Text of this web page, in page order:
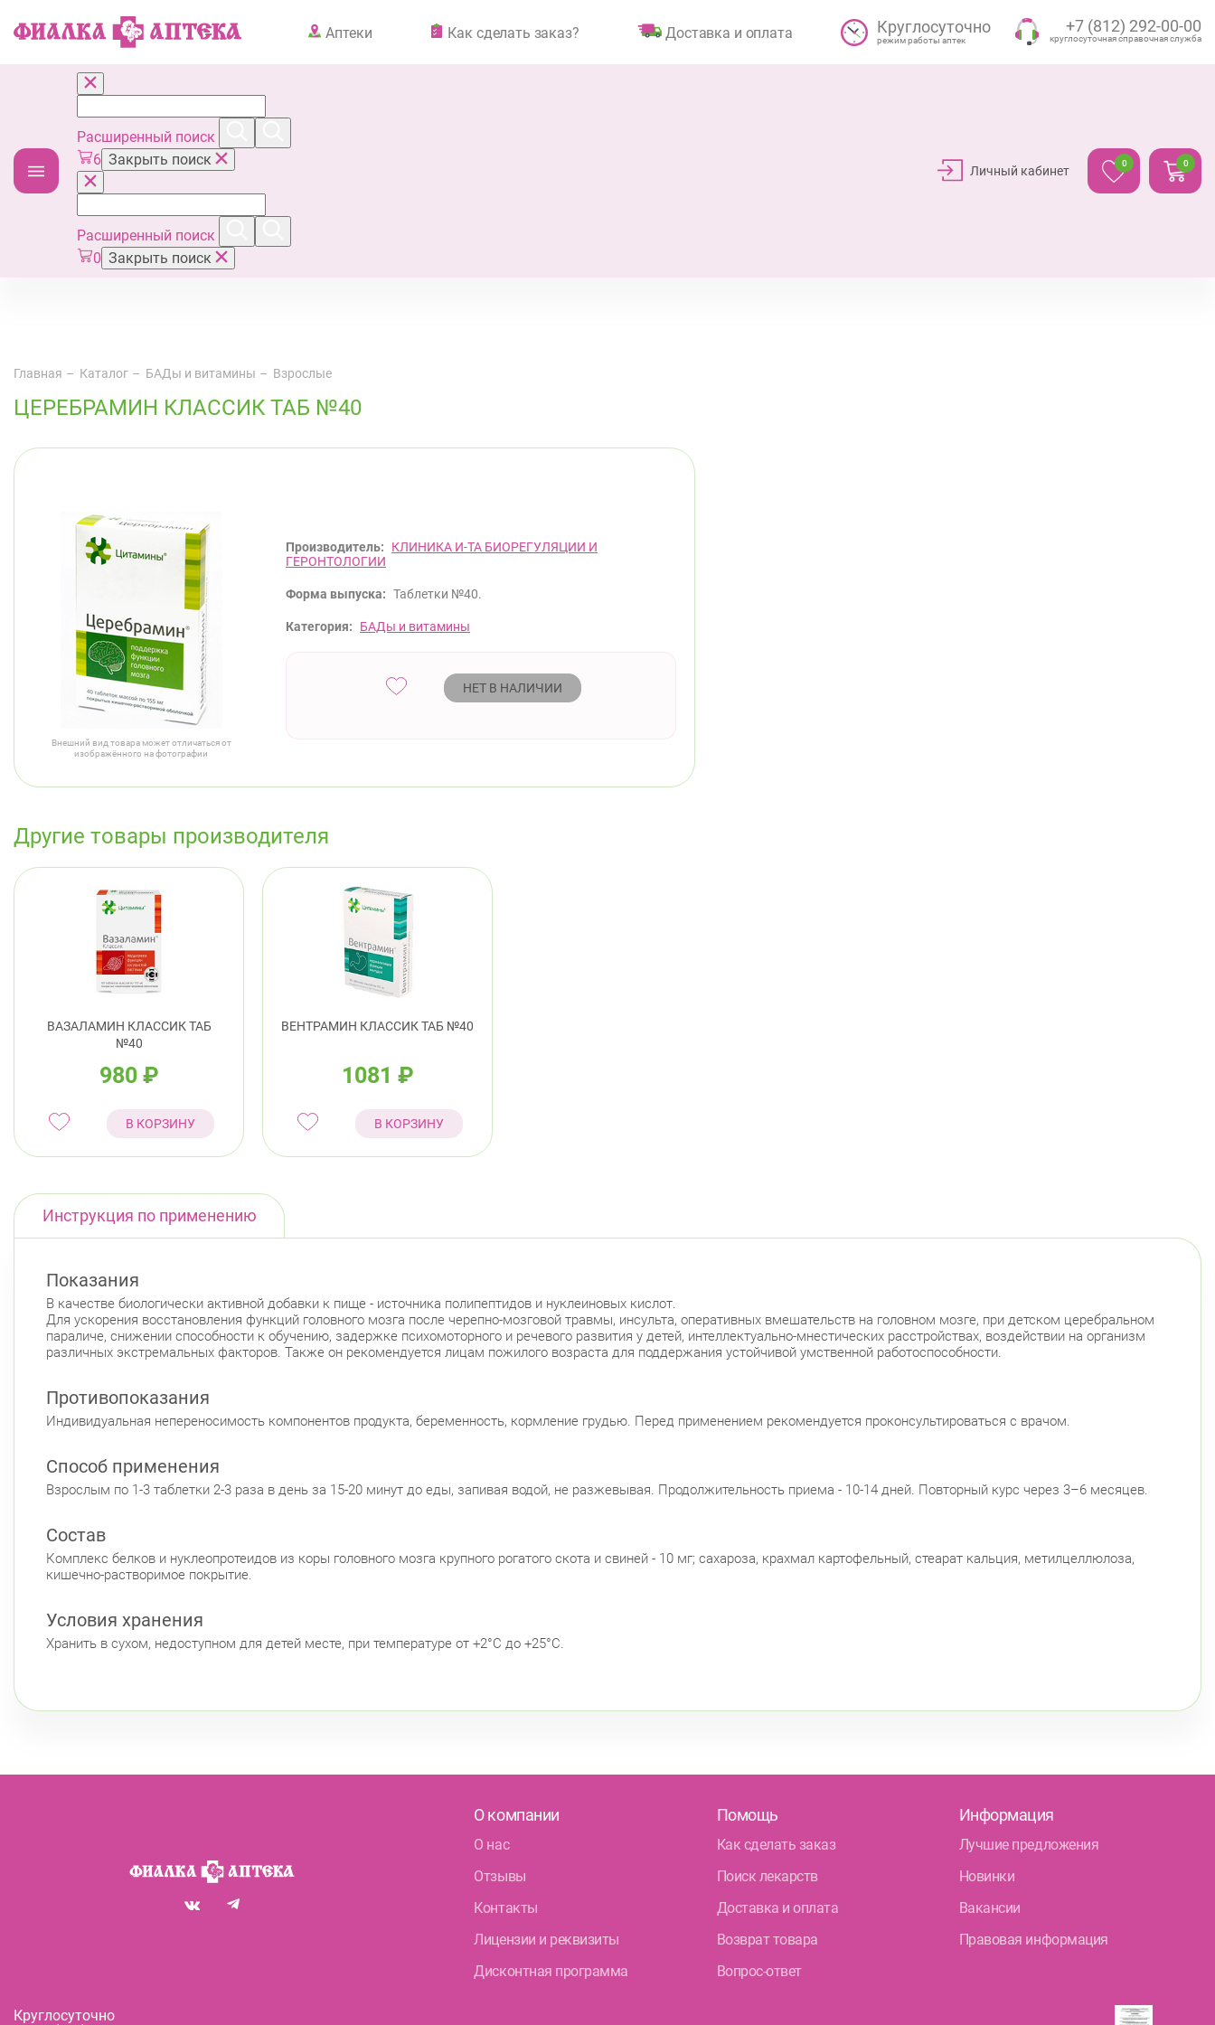
Аптеки Как сделать заказ? Доставка и оплата Круглосуточно
режим работы аптек
+7 (812) 292-00-00
круглосуточная справочная служба
Расширенный поиск
6 Закрыть поиск
Расширенный поиск
0 Закрыть поиск
Личный кабинет
0 0
Главная Каталог БАДы и витамины Взрослые
ЦЕРЕБРАМИН КЛАССИК ТАБ №40
Внешний вид товара может отличаться от
изображённого на фотографии
Производитель:
КЛИНИКА И-ТА БИОРЕГУЛЯЦИИ И
ГЕРОНТОЛОГИИ
Форма выпуска: Таблетки №40.
Категория: БАДы и витамины
НЕТ В НАЛИЧИИ
Другие товары производителя
ВАЗАЛАМИН КЛАССИК ТАБ
№40
980 ₽
В КОРЗИНУ
ВЕНТРАМИН КЛАССИК ТАБ №40
1081 ₽
В КОРЗИНУ
Инструкция по применению
Показания
В качестве биологически активной добавки к пище - источника полипептидов и нуклеиновых кислот.
Для ускорения восстановления функций головного мозга после черепно-мозговой травмы, инсульта, оперативных вмешательств на головном мозге, при детском церебральном
параличе, снижении способности к обучению, задержке психомоторного и речевого развития у детей, интеллектуально-мнестических расстройствах, воздействии на организм
различных экстремальных факторов. Также он рекомендуется лицам пожилого возраста для поддержания устойчивой умственной работоспособности.
Противопоказания
Индивидуальная непереносимость компонентов продукта, беременность, кормление грудью. Перед применением рекомендуется проконсультироваться с врачом.
Способ применения
Взрослым по 1-3 таблетки 2-3 раза в день за 15-20 минут до еды, запивая водой, не разжевывая. Продолжительность приема - 10-14 дней. Повторный курс через 3–6 месяцев.
Состав
Комплекс белков и нуклеопротеидов из коры головного мозга крупного рогатого скота и свиней - 10 мг; сахароза, крахмал картофельный, стеарат кальция, метилцеллюлоза,
кишечно-растворимое покрытие.
Условия хранения
Хранить в сухом, недоступном для детей месте, при температуре от +2°С до +25°С.
О компании
О нас
Отзывы
Контакты
Лицензии и реквизиты
Дисконтная программа
Помощь
Как сделать заказ
Поиск лекарств
Доставка и оплата
Возврат товара
Вопрос-ответ
Информация
Лучшие предложения
Новинки
Вакансии
Правовая информация
Круглосуточно